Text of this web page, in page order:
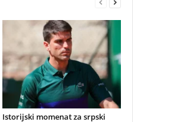
Istorijski momenat za srpski